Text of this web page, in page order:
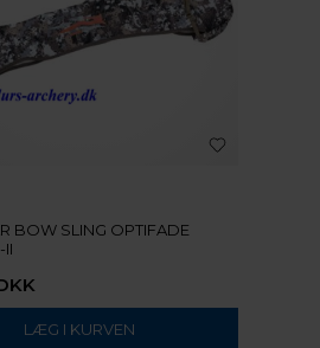
BOW SLING OPTIFADE
II